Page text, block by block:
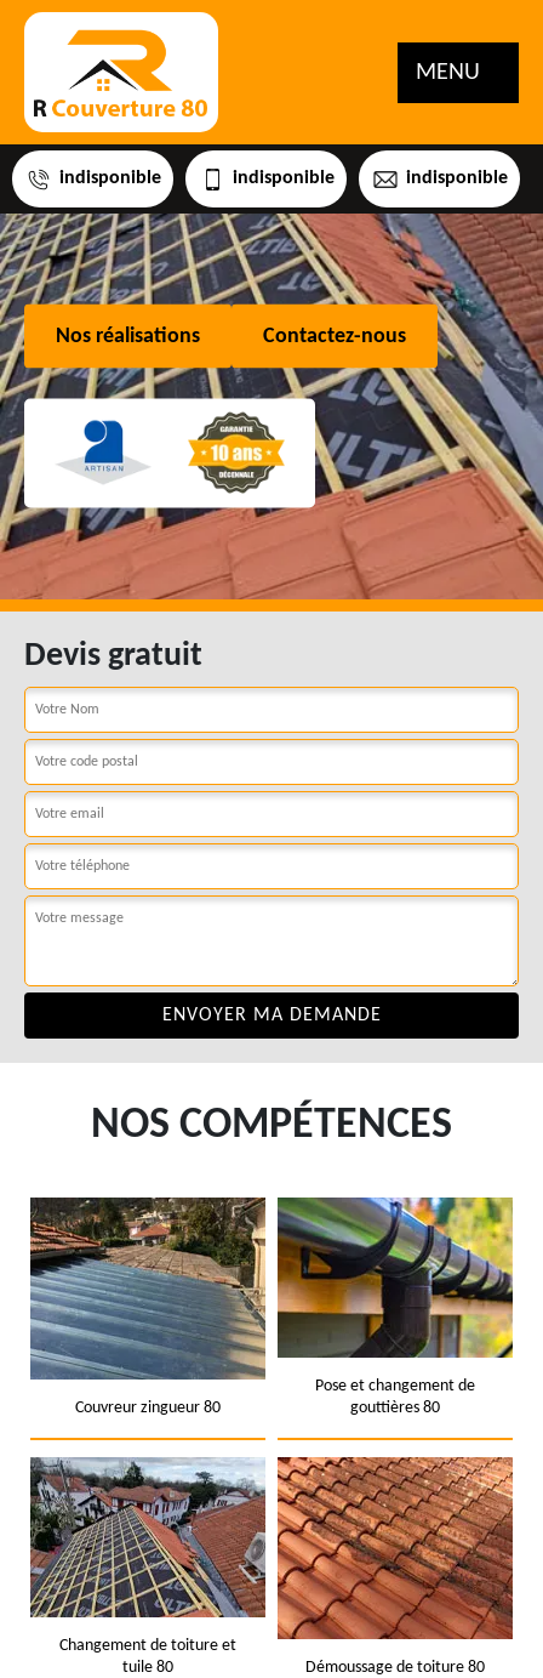
MENU
indisponible indisponible indisponible
Nos réalisations Contactez-nous
Devis gratuit
NOS COMPÉTENCES
Couvreur zingueur 80
Pose et changement de
gouttières 80
Changement de toiture et
tuile 80
Démoussage de toiture 80